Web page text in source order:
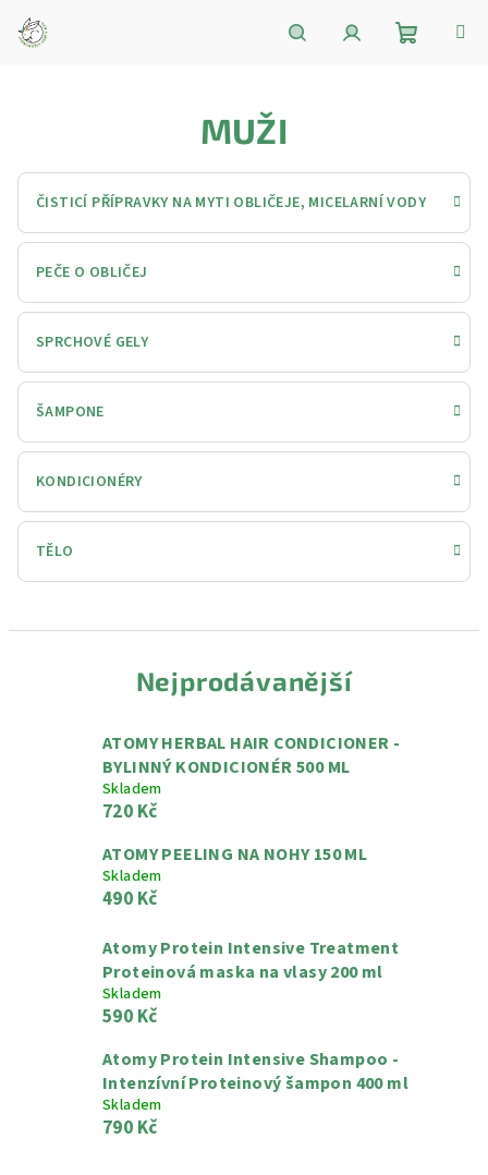
obsah
MUŽI
ČISTICÍ PŘÍPRAVKY NA MYTI OBLIČEJE, MICELARNÍ VODY
PEČE O OBLIČEJ
SPRCHOVÉ GELY
ŠAMPONE
KONDICIONÉRY
TĚLO
Nejprodávanější
ATOMY HERBAL HAIR CONDICIONER -
BYLINNÝ KONDICIONÉR 500 ML
Skladem
720 Kč
ATOMY PEELING NA NOHY 150 ML
Skladem
490 Kč
Atomy Protein Intensive Treatment
Proteinová maska na vlasy 200 ml
Skladem
590 Kč
Atomy Protein Intensive Shampoo -
Intenzívní Proteinový šampon 400 ml
Skladem
790 Kč